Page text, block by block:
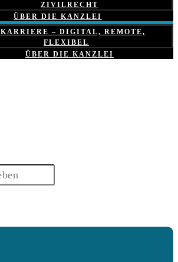
ZIVILRECHT
ÜBER DIE KANZLEI
KARRIERE – DIGITAL, REMOTE,
FLEXIBEL
ÜBER DIE KANZLEI